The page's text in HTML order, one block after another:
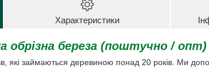
Характеристики
обрізна береза ​​(поштучно / опт)
які займаються деревиною понад 20 років. Ми